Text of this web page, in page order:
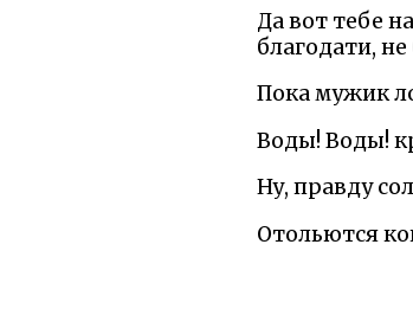
Да вот тебе
благодати,
Пока мужик
Воды! Воды!
Ну, правду
Отольются